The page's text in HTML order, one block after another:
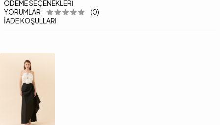
ÖDEME SEÇENEKLERI
YORUMLAR
(0)
İADE KOŞULLARI